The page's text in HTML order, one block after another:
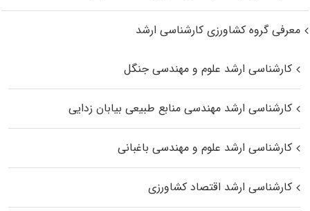
معرفی گروه کشاورزی کارشناسی ارشد
کارشناسی ارشد علوم و مهندسی جنگل
کارشناسی ارشد مهندسی منابع طبیعی بیابان زدایی
کارشناسی ارشد علوم و مهندسی باغبانی
کارشناسی ارشد اقتصاد کشاورزی